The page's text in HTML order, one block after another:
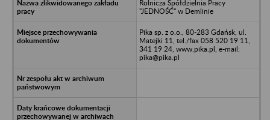
Rolnicza Spółdzielnia Pracy
"JEDNOŚĆ" w Demlinie
Pika sp. z o.o., 80-283 Gdańsk, ul.
Matejki 11, tel./fax 058 520 19 11,
341 19 24, www.pika.pl, e-mail:
pika@pika.pl